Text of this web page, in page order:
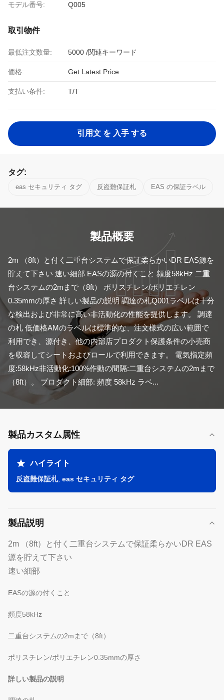
モデル番号: Q005
取引物件
最低注文数量: 5000 /関連キーワード
価格: Get Latest Price
支払い条件: T/T
引用文 を 入手 する
タグ:
eas セキュリティ タグ 反盗難保証札 EAS の保証ラベル
製品概要
2m （8ft）と付く二重台システムで保証柔らかいDR EAS源を
貯えて下さい 速い細部 EASの源の付くこと 頻度58kHz 二重
台システムの2mまで（8ft） ポリスチレン/ポリエチレン
0.35mmの厚さ 詳しい製品の説明 調達の札Q001ラベルは十分
な検出および非常に高い非活動化の性能を提供します。 調達
の札 低価格AMのラベルは標準的な、注文様式の広い範囲で
利用でき、源付き、他の内部店プロダクト保護条件の小売商
を収容してシートおよびロールで利用できます。 電気指定頻
度:58kHz非活動化:100%作動の間隔:二重台システムの2mまで
（8ft）。 プロダクト細部: 頻度 58kHz ラベ...
製品カスタム属性
ハイライト
反盗難保証札, eas セキュリティ タグ
製品説明
2m （8ft）と付く二重台システムで保証柔らかいDR EAS
源を貯えて下さい
速い細部
EASの源の付くこと
頻度58kHz
二重台システムの2mまで（8ft）
ポリスチレン/ポリエチレン0.35mmの厚さ
詳しい製品の説明